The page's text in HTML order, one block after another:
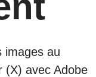
images au
(X) avec Adobe